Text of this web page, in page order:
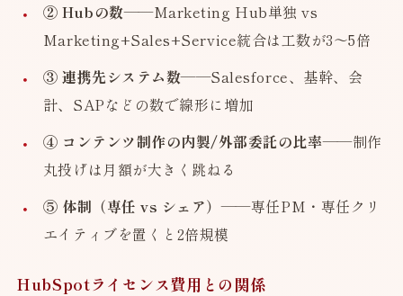
② Hubの数——Marketing Hub単独 vs
Marketing+Sales+Service統合は工数が3〜5倍
③ 連携先システム数——Salesforce、基幹、会
計、SAPなどの数で線形に増加
④ コンテンツ制作の内製/外部委託の比率——制作
丸投げは月額が大きく跳ねる
⑤ 体制（専任 vs シェア）——専任PM・専任クリ
エイティブを置くと2倍規模
HubSpotライセンス費用との関係